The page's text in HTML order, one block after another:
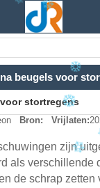
beugels voor
stortregens
Bron: Vrijlaten:
zijn
als verschillende
de schrap zetten